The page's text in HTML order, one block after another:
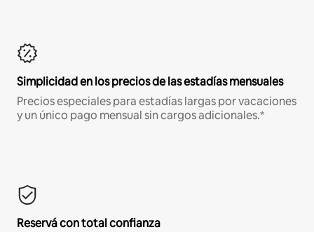
Simplicidad en los precios de las estadías mensuales
Precios especiales para estadías largas por vacaciones
y un único pago mensual sin cargos adicionales.*
Reservá con total confianza